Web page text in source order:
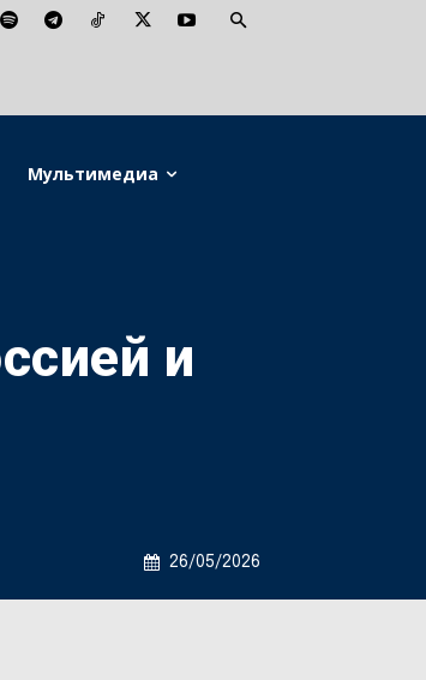
Мультимедиа
и
26/05/2026